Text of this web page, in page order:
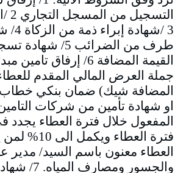
3 /شهادة
طرف من الضرائب 5/
جملة العرض المالي المقدم
المضافة شيك) ضمان بنكي
او شهادة تأمين من شركات
المفعول خلال فترة العطاء يجدد
فترة العطاء
العطاء معنون باسم السيد/ مدير
والجسور